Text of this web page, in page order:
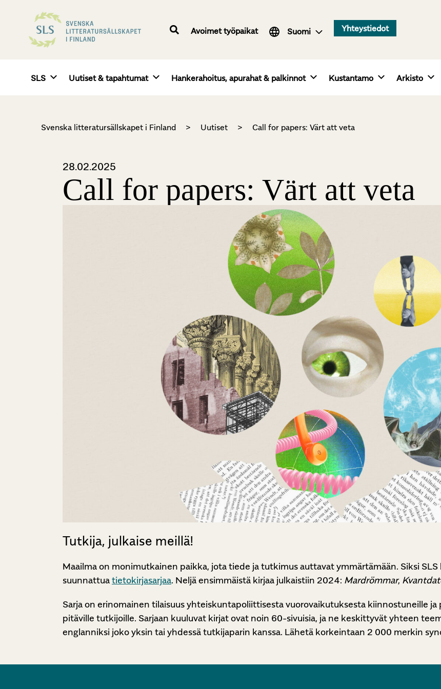
Avoimet työpaikat Suomi
English Yhteystiedot
SLS Uutiset & tapahtumat Hankerahoitus, apurahat & palkinnot Kustantamo Arkisto
Svenska litteratursällskapet i Finland > Uutiset > Call for papers: Värt att veta
28.02.2025
Call for papers: Värt att veta
Tutkija, julkaise meillä!
Maailma on monimutkainen paikka, jota tiede ja tutkimus auttavat ymmärtämään. Siksi SLS
suunnattuatietokirjasarjaa. Neljä ensimmäistä kirjaa julkaistiin 2024: Mardrömmar,
Sarja on erinomainen tilaisuus yhteiskuntapoliittisesta vuorovaikutuksesta kiinnostuneille
pitäville tutkijoille. Sarjaan kuuluvat kirjat ovat noin 60-sivuisia, ja ne keskittyvät yhteen
englanniksi joko yksin tai yhdessä tutkijaparin kanssa. Lähetä korkeintaan 2 000 merkin